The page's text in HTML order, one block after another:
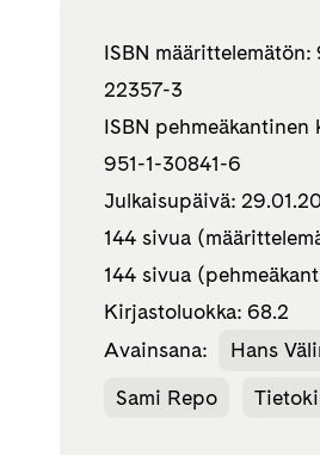
ISBN määrittelemätön:
22357-3
ISBN pehmeäkantinen
951-1-30841-6
Julkaisupäivä:
144 sivua
144 sivua
Kirjastoluokka: 68.2
Avainsana:
Hans
Sami Repo